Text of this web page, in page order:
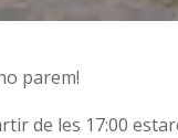
parem!
de les 17:00